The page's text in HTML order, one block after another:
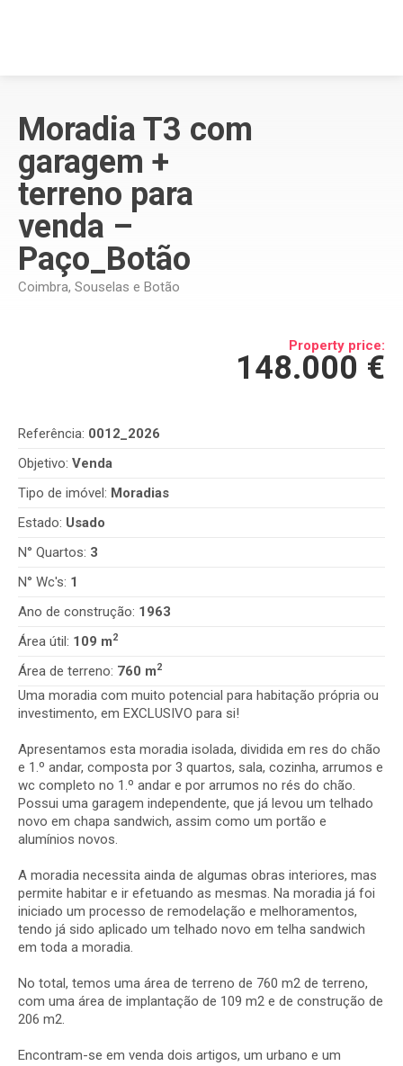
Moradia T3 com
garagem +
terreno para
venda –
Paço_Botão
Coimbra, Souselas e Botão
Property price:
148.000 €
Referência: 0012_2026
Objetivo: Venda
Tipo de imóvel: Moradias
Estado: Usado
N° Quartos: 3
N° Wc's: 1
Ano de construção: 1963
Área útil: 109 m2
Área de terreno: 760 m2
Uma moradia com muito potencial para habitação própria ou
investimento, em EXCLUSIVO para si!
Apresentamos esta moradia isolada, dividida em res do chão
e 1.º andar, composta por 3 quartos, sala, cozinha, arrumos e
wc completo no 1.º andar e por arrumos no rés do chão.
Possui uma garagem independente, que já levou um telhado
novo em chapa sandwich, assim como um portão e
alumínios novos.
A moradia necessita ainda de algumas obras interiores, mas
permite habitar e ir efetuando as mesmas. Na moradia já foi
iniciado um processo de remodelação e melhoramentos,
tendo já sido aplicado um telhado novo em telha sandwich
em toda a moradia.
No total, temos uma área de terreno de 760 m2 de terreno,
com uma área de implantação de 109 m2 e de construção de
206 m2.
Encontram-se em venda dois artigos, um urbano e um